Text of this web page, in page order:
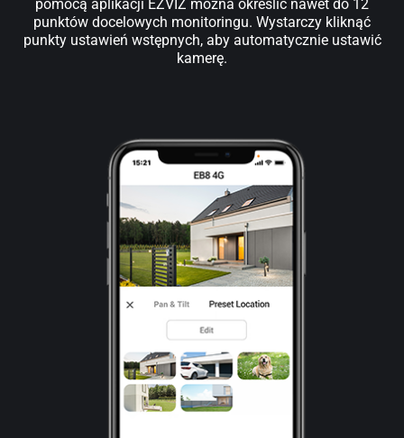
pomocą aplikacji EZVIZ można określić nawet do 12
punktów docelowych monitoringu. Wystarczy kliknąć
punkty ustawień wstępnych, aby automatycznie ustawić
kamerę.